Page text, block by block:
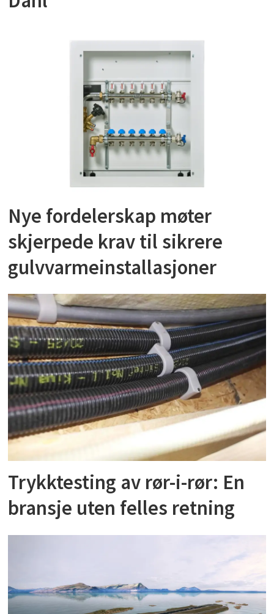
Nye fordelerskap møter
skjerpede krav til sikrere
gulvvarmeinstallasjoner
Trykktesting av rør-i-rør: En
bransje uten felles retning